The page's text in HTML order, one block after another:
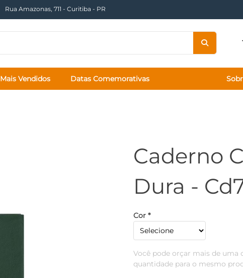
Rua Amazonas, 711 - Curitiba - PR
Mais Vendidos Datas Comemorativas
Caderno
Dura -
Cor *
Você pode orçar mais de uma
quantidade para o mesmo